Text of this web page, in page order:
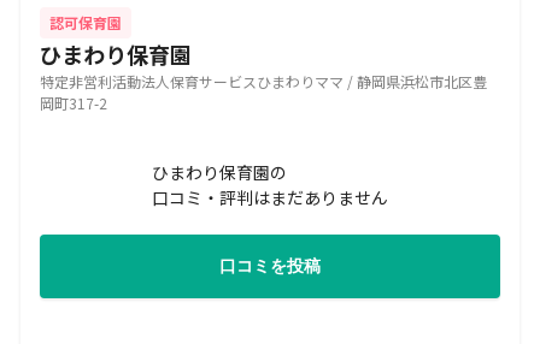
認可保育園
ひまわり保育園
特定非営利活動法人保育サービスひまわりママ / 静岡県浜松市北区豊
岡町317-2
ひまわり保育園の
口コミ・評判はまだありません
口コミを投稿